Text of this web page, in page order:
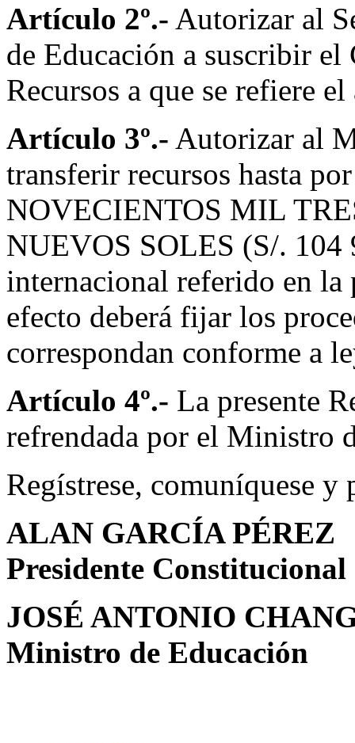
Artículo 2º.- Autorizar al
de Educación a suscribir
Recursos a que se refiere
Artículo 3º.- Autorizar al
transferir recursos hasta
NOVECIENTOS MIL
NUEVOS SOLES (S/. 104
internacional referido en la
efecto deberá fijar los
correspondan conforme a
Artículo 4º.- La presente
refrendada por el Ministro
Regístrese, comuníquese y
ALAN GARCÍA PÉREZ
Presidente
JOSÉ ANTONIO
Ministro de Educación